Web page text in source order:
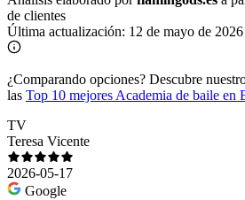
de clientes
Última actualización: 12 de mayo de 2026
¿Comparando opciones? Descubre
las Top 10 mejores Academia de baile en
TV
Teresa Vicente
2026-05-17
Google